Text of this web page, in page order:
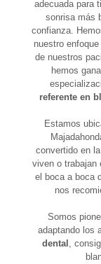
adecuada para
sonrisa más
confianza.
nuestro
de nuestros
hemos
referente en
Estamos
convertido en
viven o trabajan
el boca a boca
nos
Somos
adaptando los
dental ,